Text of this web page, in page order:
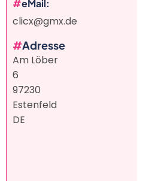
eMail
clicx@gmx.de
Adresse
Am Löber
6
97230
Estenfeld
DE